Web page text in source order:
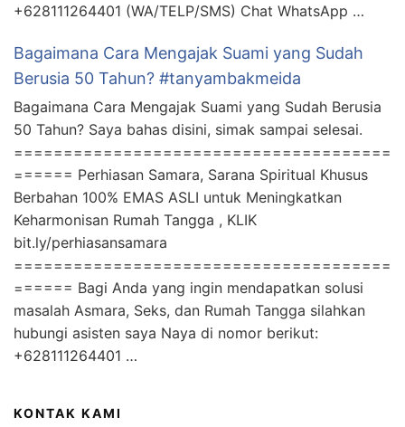
+628111264401 (WA/TELP/SMS) Chat WhatsApp …
Bagaimana Cara Mengajak Suami yang Sudah
Berusia 50 Tahun? #tanyambakmeida
Bagaimana Cara Mengajak Suami yang Sudah Berusia
50 Tahun? Saya bahas disini, simak sampai selesai.
======================================
====== Perhiasan Samara, Sarana Spiritual Khusus
Berbahan 100% EMAS ASLI untuk Meningkatkan
Keharmonisan Rumah Tangga , KLIK
bit.ly/perhiasansamara
======================================
====== Bagi Anda yang ingin mendapatkan solusi
masalah Asmara, Seks, dan Rumah Tangga silahkan
hubungi asisten saya Naya di nomor berikut:
+628111264401 …
KONTAK KAMI